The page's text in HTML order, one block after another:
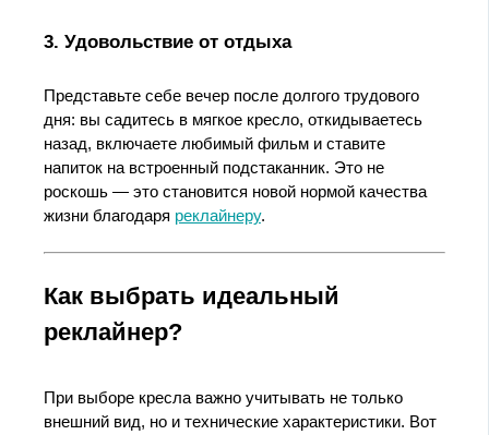
3. Удовольствие от отдыха
Представьте себе вечер после долгого трудового
дня: вы садитесь в мягкое кресло, откидываетесь
назад, включаете любимый фильм и ставите
напиток на встроенный подстаканник. Это не
роскошь — это становится новой нормой качества
жизни благодаря реклайнеру.
Как выбрать идеальный
реклайнер?
При выборе кресла важно учитывать не только
внешний вид, но и технические характеристики. Вот